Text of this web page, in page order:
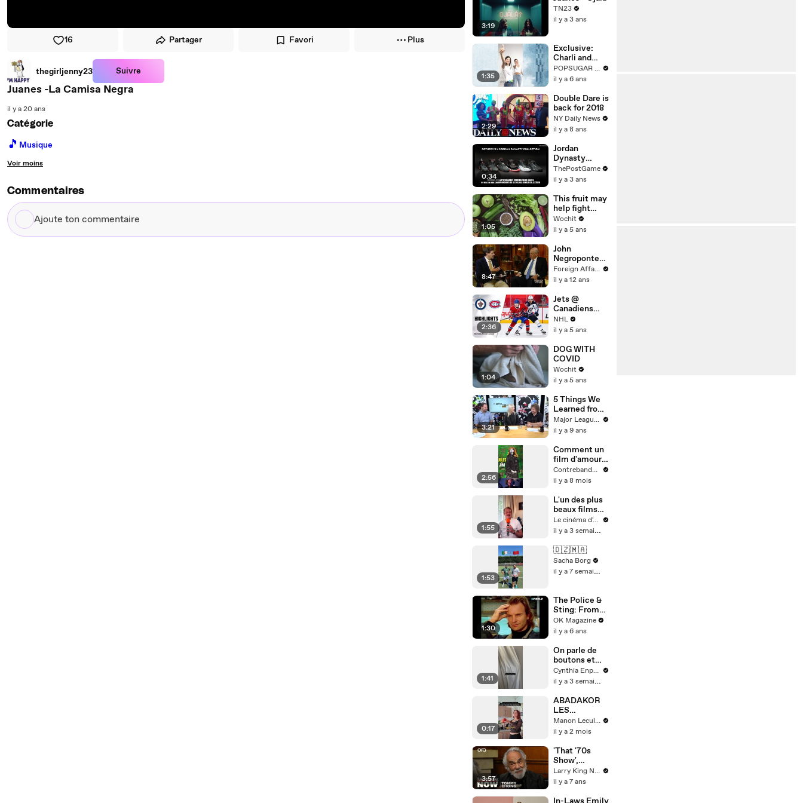
16 Partager Favori Plus
thegirljenny23 Suivre
Juanes -La Camisa Negra
il y a 20 ans
Catégorie
🎵 Musique
Voir moins
Commentaires
Ajoute
ton
3:19
TN23
il y a 3 ans
1:35
Exclusive:
Charli and
Dixie
D'Amelio
Favorite
Hollister
Jeans in This
New TikTok
Dance
Challenge
POPSUGAR Fashion
il y a 6 ans
2:29
Double Dare is
back for 2018
NY Daily News
il y a 8 ans
0:34
Jordan
Dynasty
Collection:
Sneakers That
Jordan Wore
When Winning
Six NBA Titles
ThePostGame
il y a 3 ans
1:05
This fruit may
help fight
cancer and
help you live
Wochit
il y a 5 ans
8:47
John
Negroponte
on Politics &
Cybersecurity
Foreign Affairs
il y a 12 ans
2:36
Jets @
Canadiens
4/30/21 | NHL
Highlights
NHL
il y a 5 ans
1:04
DOG WITH
COVID
Wochit
il y a 5 ans
3:21
5 Things We
Learned from
MLS Week 23
| ExtraTime
Continental
Major League Soccer
il y a 9 ans
2:56
Comment un
film d'amour
français des
années 60 a
langage des
films de
gangsters
modernes
(Jules et Jim)
Contrebande Films
il y a 8 mois
1:55
L'un des plus
beaux films
que j'ai vuLe cinéma d'Amaury
il y a 3 semaines
1:53
🇩🇿🇲🇦
Sacha Borg
il y a 7 semaines
1:30
The Police &
Sting: From
International
Success To A
Breakup,
REELZ Doc
Digs Deep:
Watch
OK Magazine
il y a 6 ans
1:41
On parle de
boutons et
pas sur le
visage
merci
@studio_paill
ette prêt*
Cynthia Enparle
il y a 3 semaines
0:17
ABADAKOR
LES
MOUCHESManon Leculnu
il y a 2 mois
3:57
'That '70s
Show',
Andrew Yang,
and legalized
Tommy
Larry King Now on Ora.TV
il y a 7 ans